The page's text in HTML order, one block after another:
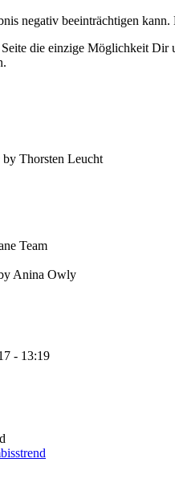
negativ beeinträchtigen
die einzige Möglichkeit
Thorsten Leucht
Team
Anina Owly
- 13:19